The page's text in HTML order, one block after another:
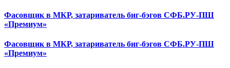
Фасовщик в МКР, затариватель биг-бэгов СФБ.РУ-ПШ
«Премиум»
Фасовщик в МКР, затариватель биг-бэгов СФБ.РУ-ПШ
«Премиум»